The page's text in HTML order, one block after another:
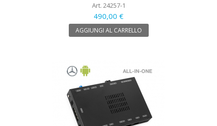
Art. 24257-1
490,00 €
AGGIUNGI AL CARRELLO